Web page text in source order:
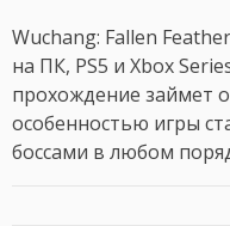
Wuchang: Fallen
на ПК, PS5 и Xbox
прохождение займет
особенностью игры
боссами в любом